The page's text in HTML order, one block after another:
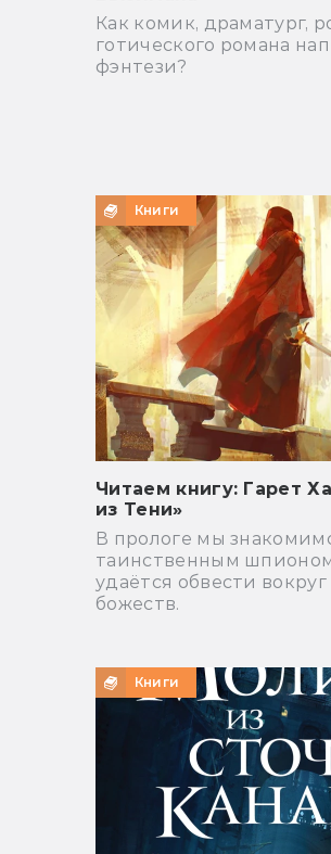
Как комик, драматург,
готического романа
фэнтези?
Книги
Читаем книгу: Гарет
из Тени»
В прологе мы
таинственным
удаётся обвести
божеств.
Книги